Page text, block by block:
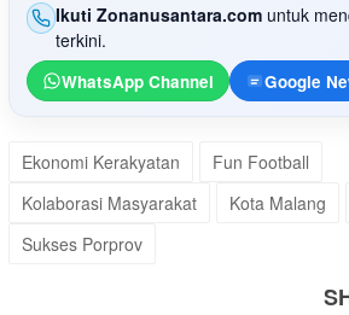
Ikuti Zonanusantara.com untuk
terkini.
WhatsApp Channel Google
Ekonomi Kerakyatan
Fun Football
Kolaborasi Masyarakat
Kota Malang
Sukses Porprov